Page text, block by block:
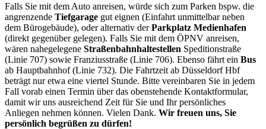
Falls Sie mit dem Auto anreisen, würde sich zum Parken bspw. die
angrenzende Tiefgarage gut eignen (Einfahrt unmittelbar neben
dem Bürogebäude), oder alternativ derParkplatz Medienhafen
(direkt gegenüber gelegen). Falls Sie mit dem ÖPNV anreisen,
wären nahegelegene Straßenbahnhaltestellen Speditionstraße
(Linie 707) sowie Franziusstraße (Linie 706). Ebenso fährt ein Bus
ab Hauptbahnhof (Linie 732). Die Fahrtzeit ab Düsseldorf Hbf
beträgt nur etwa eine viertel Stunde. Bitte vereinbaren Sie in jedem
Fall vorab einen Termin über das obenstehende Kontaktformular,
damit wir uns ausreichend Zeit für Sie und Ihr persönliches
Anliegen nehmen können. Vielen Dank. Wir freuen uns, Sie
persönlich begrüßen zu dürfen!